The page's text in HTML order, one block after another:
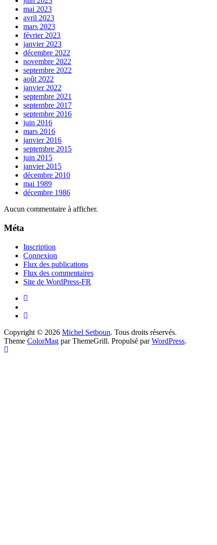
mai 2023
avril 2023
mars 2023
février 2023
janvier 2023
décembre 2022
novembre 2022
septembre 2022
août 2022
janvier 2022
septembre 2021
septembre 2017
septembre 2016
juin 2016
mars 2016
janvier 2016
septembre 2015
juin 2015
janvier 2015
décembre 2010
mai 1989
décembre 1986
Aucun commentaire à afficher.
Méta
Inscription
Connexion
Flux des publications
Flux des commentaires
Site de WordPress-FR
Copyright © 2026 Michel Setboun. Tous droits réservés.
Theme ColorMag par ThemeGrill. Propulsé parWordPress.